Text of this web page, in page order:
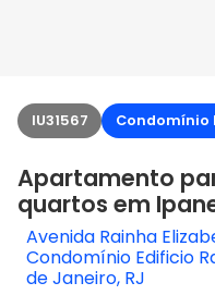
IU31567 Condomínio
Apartamento
quartos em
Avenida Rainha
Condomínio Edificio
de Janeiro, RJ